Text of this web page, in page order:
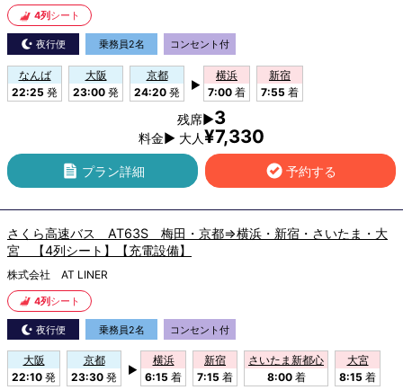
4列 シート
夜行便 乗務員2名 コンセント付
なんば
22:25 発
大阪
23:00 発
京都
24:20 発
▶
横浜
7:00 着
新宿
7:55 着
残席▶3
料金▶ 大人¥7,330
プラン詳細 予約する
さくら高速バス AT63S 梅田・京都⇒横浜・新宿・さいたま・大
宮 【4列シート】【充電設備】
株式会社 AT LINER
4列 シート
夜行便 乗務員2名 コンセント付
大阪
22:10 発
京都
23:30 発
▶
横浜
6:15 着
新宿
7:15 着
さいたま新都心
8:00着
大宮
8:15 着